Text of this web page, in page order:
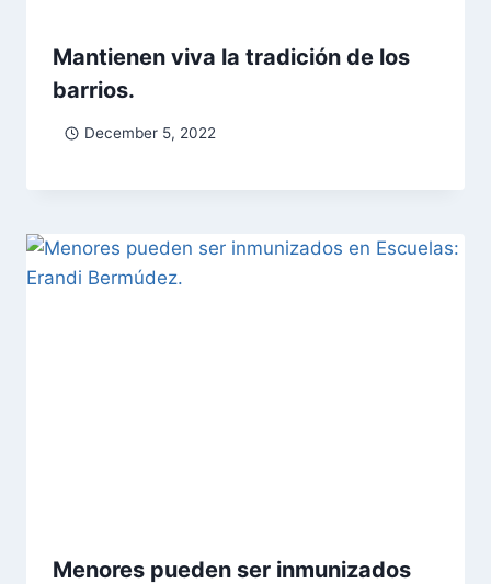
Mantienen viva la tradición de los
barrios.
December 5, 2022
Menores pueden ser inmunizados